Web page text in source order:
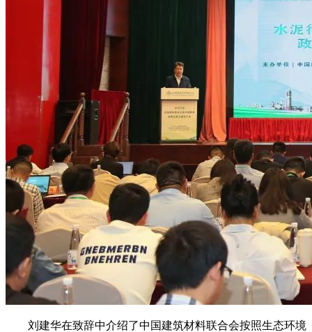
刘建华在致辞中介绍了中国建筑材料联合会按照生态环境